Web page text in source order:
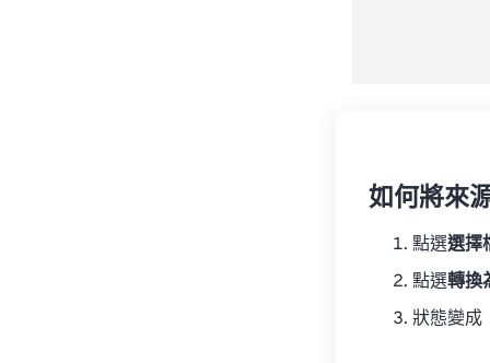
如何將來
點選選擇
點選轉換
狀態變成